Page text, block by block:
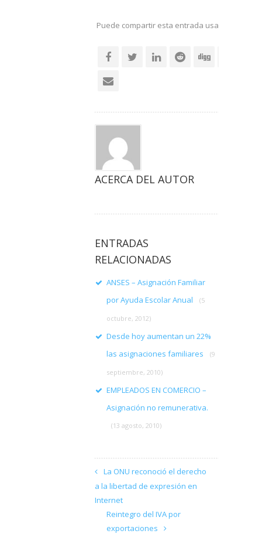
Puede compartir esta entrada usando sus
ACERCA DEL AUTOR
ENTRADAS
RELACIONADAS
ANSES – Asignación Familiar
por Ayuda Escolar Anual
(5
octubre, 2012)
Desde hoy aumentan un 22%
las asignaciones familiares
(9
septiembre, 2010)
EMPLEADOS EN COMERCIO –
Asignación no remunerativa.
(13 agosto, 2010)
La ONU reconoció el derecho
a la libertad de expresión en
Internet
Reintegro del IVA por
exportaciones